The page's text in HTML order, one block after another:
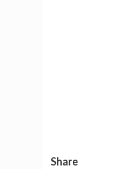
Share